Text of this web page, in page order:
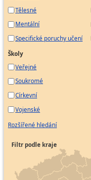
Tělesné
Mentální
Specifické poruchy učení
Školy
Veřejné
Soukromé
Církevní
Vojenské
Rozšířené hledání
Filtr podle kraje